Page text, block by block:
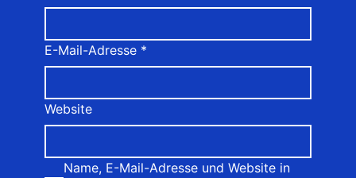
E-Mail-Adresse *
Website
Name, E-Mail-Adresse und Website in